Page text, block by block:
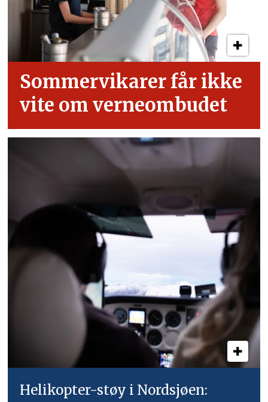
Sommervikarer får ikke
vite om verneombudet
Helikopter-støy i Nordsjøen: